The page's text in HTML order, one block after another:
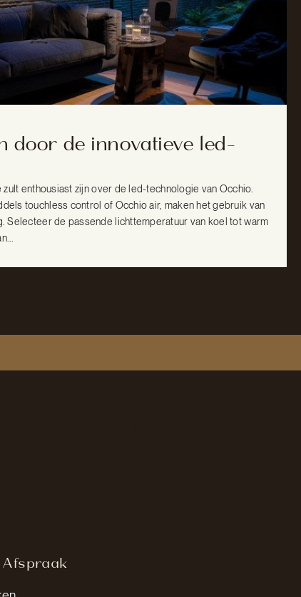
door de innovatieve led-
enthousiast zijn over de led-technologie van Occhio.
touchless control of Occhio air, maken het gebruik van
Selecteer de passende lichttemperatuur van koel tot warm